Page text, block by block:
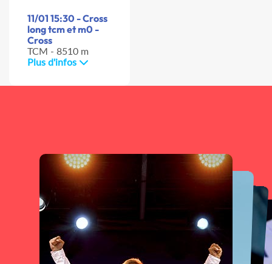
11/01 15:30 - Cross
long tcm et m0 -
Cross
TCM - 8510 m
Plus d'infos